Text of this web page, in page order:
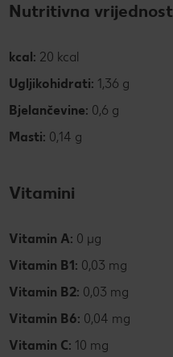
Nutritivna vrijednost
kcal: 20 kcal
Ugljikohidrati: 1,36 g
Bjelančevine: 0,6 g
Masti: 0,14 g
Vitamini
Vitamin A: 0 µg
Vitamin B1: 0,03 mg
Vitamin B2: 0,03 mg
Vitamin B6: 0,04 mg
Vitamin C: 10 mg